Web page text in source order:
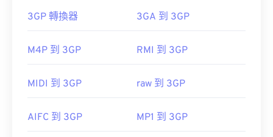
注意，轉換過程可能會導致畫質下降。
種檔案格式在大多數作業系統上都可以輕鬆打開，包
3GP 轉換器 3GA 到 3GP
M4P 到 3GP RMI 到 3GP
MIDI 到 3GP raw 到 3GP
AIFC 到 3GP MP1 到 3GP